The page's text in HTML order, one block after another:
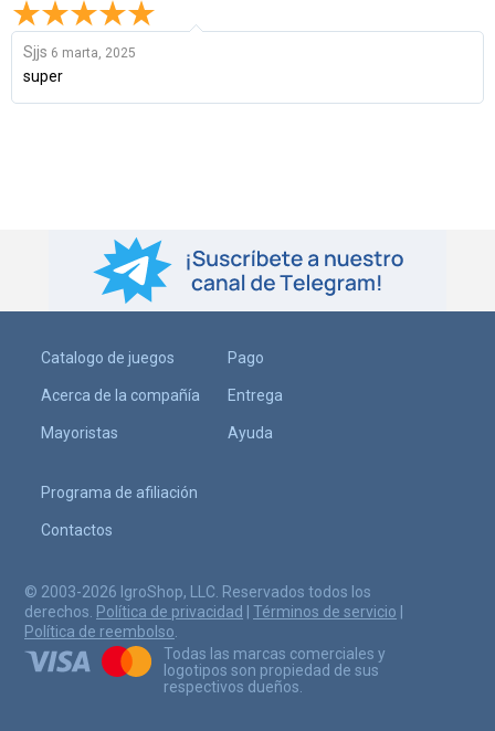
Sjjs 6 marta, 2025
super
Catalogo de juegos
Acerca de la compañía
Mayoristas
Pago
Entrega
Ayuda
Programa de afiliación
Contactos
© 2003-2026 IgroShop, LLC. Reservados todos los
derechos. Política de privacidad Términos de servicio
Política de reembolso.
Todas las marcas comerciales y
logotipos son propiedad de sus
respectivos dueños.